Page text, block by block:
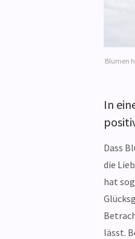
Blumen
In
Dass
die
hat
lässt.